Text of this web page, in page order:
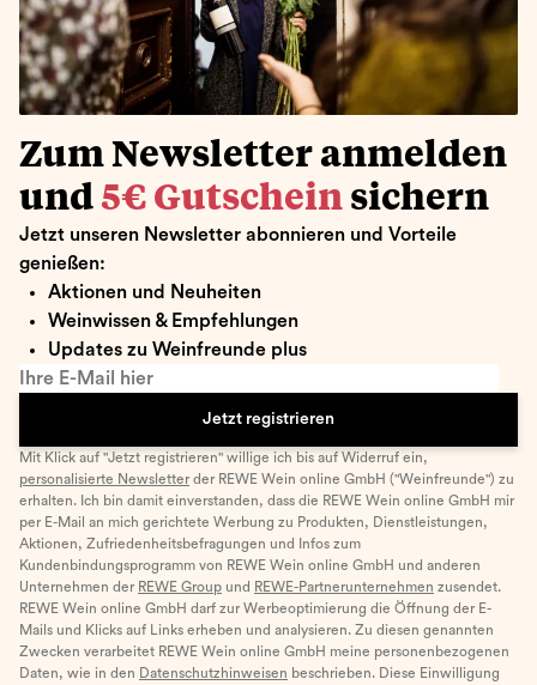
Zum Newsletter anmelden
und 5€ Gutschein sichern
Jetzt unseren Newsletter abonnieren und Vorteile
genießen:
Aktionen und Neuheiten
Weinwissen & Empfehlungen
Updates zu Weinfreunde plus
Ihre E-Mail hier
Jetzt registrieren
Mit Klick auf "Jetzt registrieren" willige ich bis auf Widerruf ein,
personalisierte Newsletter der REWE Wein online GmbH ("Weinfreunde") zu
erhalten. Ich bin damit einverstanden, dass die REWE Wein online GmbH mir
per E-Mail an mich gerichtete Werbung zu Produkten, Dienstleistungen,
Aktionen, Zufriedenheitsbefragungen und Infos zum
Kundenbindungsprogramm von REWE Wein online GmbH und anderen
Unternehmen der REWE Group und REWE-Partnerunternehmen zusendet.
REWE Wein online GmbH darf zur Werbeoptimierung die Öffnung der E-
Mails und Klicks auf Links erheben und analysieren. Zu diesen genannten
Zwecken verarbeitet REWE Wein online GmbH meine personenbezogenen
Daten, wie in den Datenschutzhinweisen beschrieben. Diese Einwilligung